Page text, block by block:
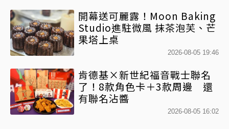
開幕送可麗露！Moon Baking
Studio進駐微風 抹茶泡芙、芒
果塔上桌
2026-08-05 19:46
肯德基×新世紀福音戰士聯名
了！8款角色卡＋3款周邊 還
有聯名沾醬
2026-08-05 16:02